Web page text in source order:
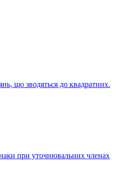
що зводяться до квадратних.
при уточнювальних членах